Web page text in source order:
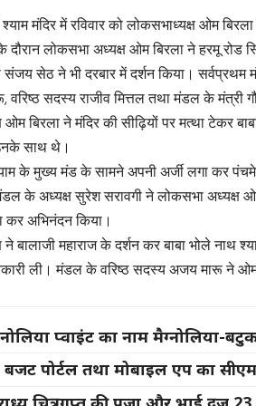
मंदिर में रविवार को लोकसभाध्यक्ष ओम
दौरान लोकसभा अध्यक्ष ओम बिरला ने हरमू रोड
संजय सेठ ने भी दरबार में दर्शन किया।
सदस्य राजीव मित्तल तथा मंडल के मंत्री
बिरला ने मंदिर की सीढ़ियों पर मत्था टेकर
साथ थे।
के मुख्य मंड के सामने अपनी अर्जी लगा कर
के अध्यक्ष सुरेश सरावगी ने लोकसभा अध्यक्ष ओम
कर अभिनंदन किया।
बालाजी महाराज के दर्शन कर बाबा भोले नाथ
ली। मंडल के वरिष्ठ सदस्य अजय मारू ने
प्वाइंट का नाम मैग्नोलिया-
पोर्टल तथा मोबाइल एप का